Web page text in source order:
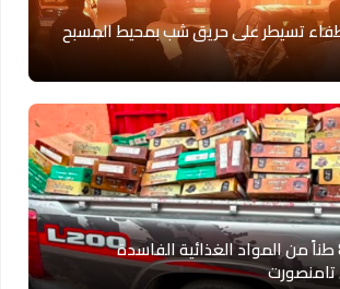
تسيطر على حريق شب بمحيط المسبح
مراكش.. حجز 80 طناً من المواد الغذائية الفاسدة